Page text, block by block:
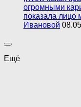
огромными
показала лицо
Ивановой
Ещё